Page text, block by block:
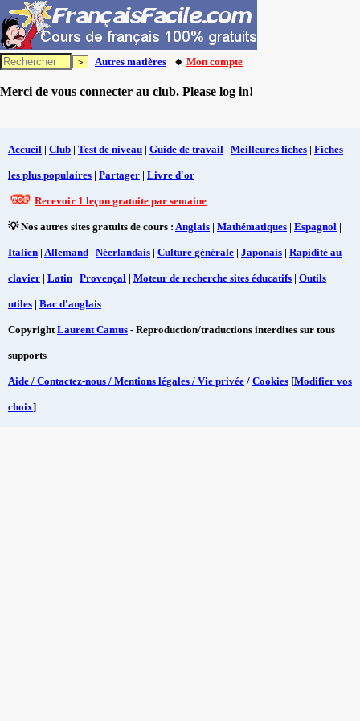
Autres matières | 🔸 Mon compte
Merci de vous connecter au club. Please log in!
Accueil | Club | Test de niveau | Guide de travail | Meilleures fiches | Fiches
les plus populaires | Partager | Livre d'or
Recevoir 1 leçon gratuite par semaine
💡 Nos autres sites gratuits de cours : Anglais | Mathématiques | Espagnol |
Italien | Allemand | Néerlandais | Culture générale | Japonais | Rapidité au
clavier | Latin | Provençal | Moteur de recherche sites éducatifs | Outils
utiles | Bac d'anglais
CopyrightLaurent Camus - Reproduction/traductions interdites sur tous
supports
Aide / Contactez-nous / Mentions légales / Vie privée / Cookies [Modifier vos
choix]